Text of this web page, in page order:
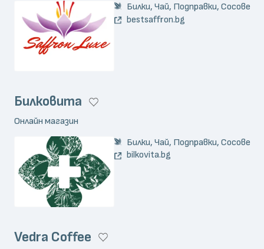
Билки, Чай, Подправки, Сосове
bestsaffron.bg
Билковита
Онлайн магазин
Билки, Чай, Подправки, Сосове
bilkovita.bg
Vedra Coffee